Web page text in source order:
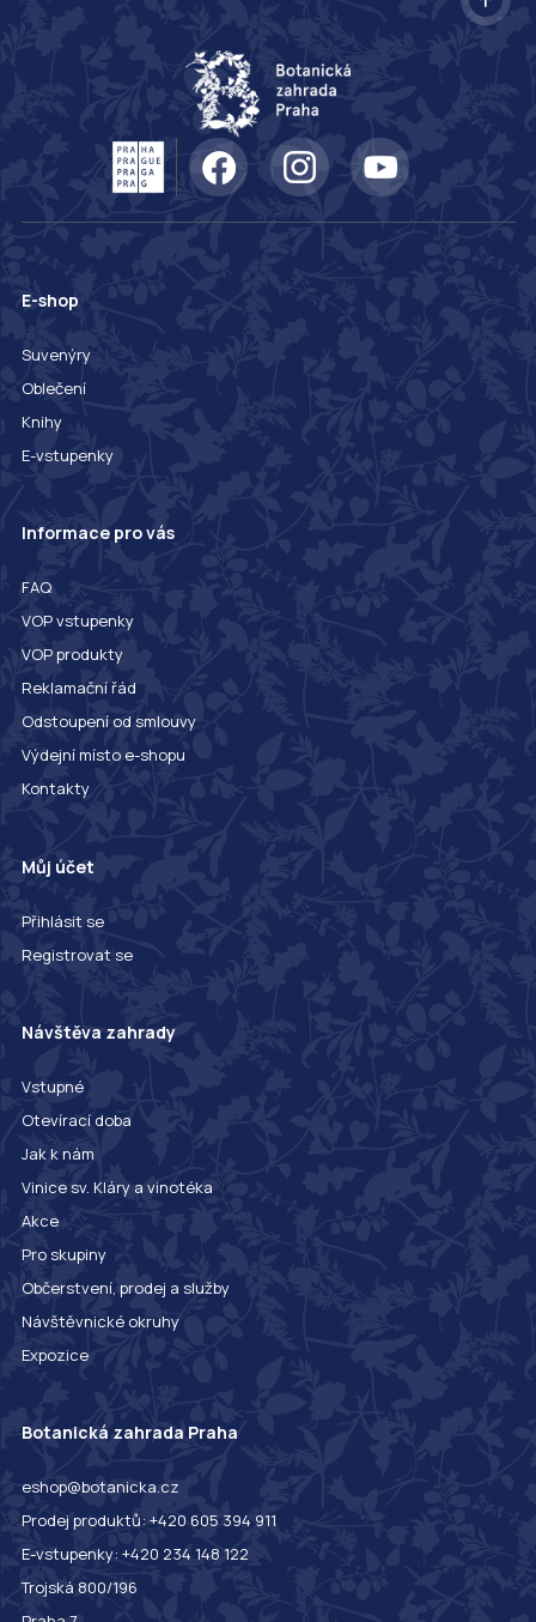
E-shop
Suvenýry
Oblečení
Knihy
E-vstupenky
Informace pro vás
FAQ
VOP vstupenky
VOP produkty
Reklamační řád
Odstoupení od smlouvy
Výdejní místo e-shopu
Kontakty
Můj účet
Přihlásit se
Registrovat se
Návštěva zahrady
Vstupné
Otevírací doba
Jak k nám
Vinice sv. Kláry a vinotéka
Akce
Pro skupiny
Občerstvení, prodej a služby
Návštěvnické okruhy
Expozice
Botanická zahrada Praha
eshop@botanicka.cz
Prodej produktů: +420 605 394 911
E-vstupenky: +420 234 148 122
Trojská 800/196